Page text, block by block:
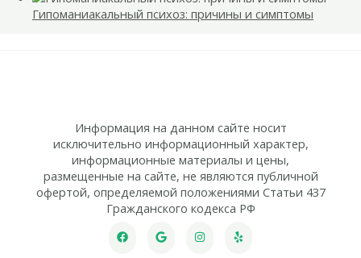
Гипоманиакальный психоз: причины и симптомы
Информация на данном сайте носит
исключительно информационный характер,
информационные материалы и цены,
размещенные на сайте, не являются публичной
офертой, определяемой положениями Статьи 437
Гражданского кодекса РФ